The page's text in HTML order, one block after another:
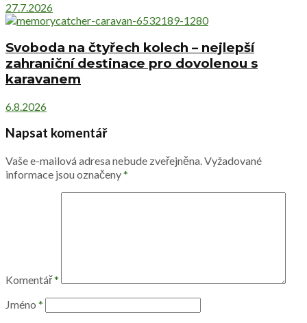
27.7.2026
Svoboda na čtyřech kolech – nejlepší
zahraniční destinace pro dovolenou s
karavanem
6.8.2026
Napsat komentář
Vaše e-mailová adresa nebude zveřejněna.Vyžadované
informace jsou označeny*
Komentář*
Jméno *